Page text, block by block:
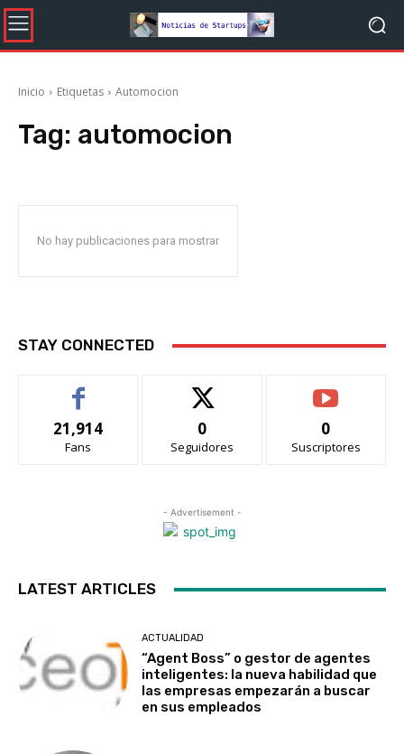
Inicio Etiquetas Automocion
Tag: automocion
No hay publicaciones para mostrar
STAY CONNECTED
21,914
Fans
0
Seguidores
0
Suscriptores
- Advertisement -
LATEST ARTICLES
ACTUALIDAD
“Agent Boss” o gestor de agentes
inteligentes: la nueva habilidad que
las empresas empezarán a buscar
en sus empleados